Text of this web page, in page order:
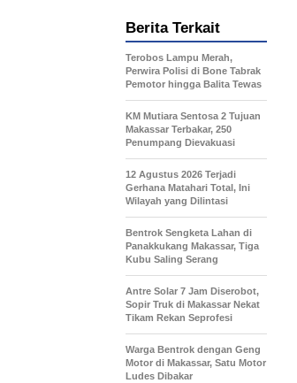
Berita Terkait
Terobos Lampu Merah,
Perwira Polisi di Bone Tabrak
Pemotor hingga Balita Tewas
KM Mutiara Sentosa 2 Tujuan
Makassar Terbakar, 250
Penumpang Dievakuasi
12 Agustus 2026 Terjadi
Gerhana Matahari Total, Ini
Wilayah yang Dilintasi
Bentrok Sengketa Lahan di
Panakkukang Makassar, Tiga
Kubu Saling Serang
Antre Solar 7 Jam Diserobot,
Sopir Truk di Makassar Nekat
Tikam Rekan Seprofesi
Warga Bentrok dengan Geng
Motor di Makassar, Satu Motor
Ludes Dibakar